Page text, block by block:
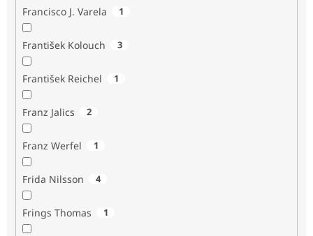
Francisco J. Varela 1
František Kolouch 3
František Reichel 1
Franz Jalics 2
Franz Werfel 1
Frida Nilsson 4
Frings Thomas 1